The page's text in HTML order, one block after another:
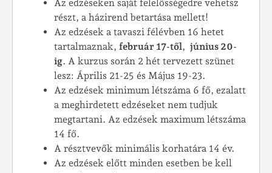
Az edzéseken saját felelősségedre vehetsz
részt, a házirend betartása mellett!
Az edzések a tavaszi félévben 16 hetet
tartalmaznak, február 17-től, június 20-
ig. A kurzus során 2 hét tervezett szünet
lesz: Április 21-25 és Május 19-23.
Az edzések minimum létszáma 6 fő, ezalatt
a meghirdetett edzéseket nem tudjuk
megtartani. Az edzések maximum létszáma
14 fő.
A résztvevők minimális korhatára 14 év.
Az edzések előtt minden esetben be kell